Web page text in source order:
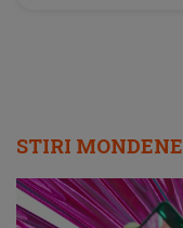
STIRI MONDENE